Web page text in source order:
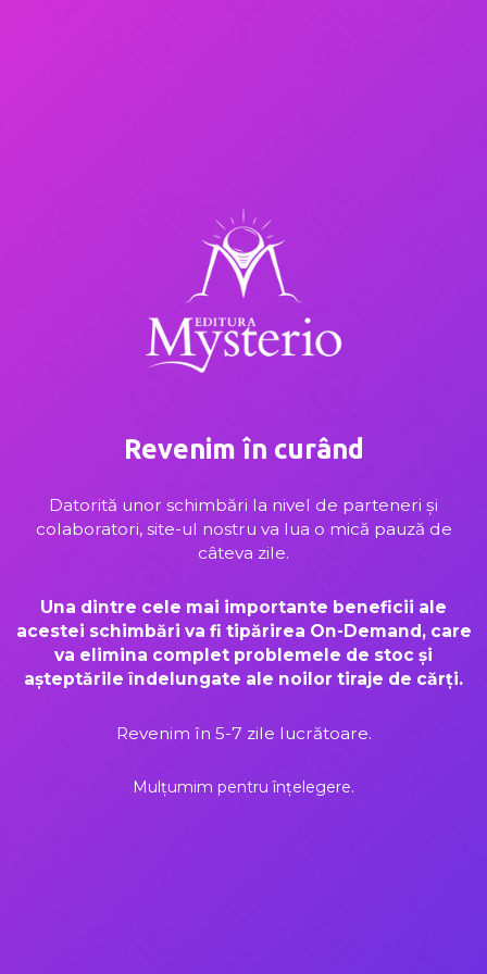
Revenim în curând
Datorită unor schimbări la nivel de parteneri și
colaboratori, site-ul nostru va lua o mică pauză de
câteva zile.
Una dintre cele mai importante beneficii ale
acestei schimbări va fi tipărirea On-Demand, care
va elimina complet problemele de stoc și
așteptările îndelungate ale noilor tiraje de cărți.
Revenim în 5-7 zile lucrătoare.
Mulțumim pentru înțelegere.